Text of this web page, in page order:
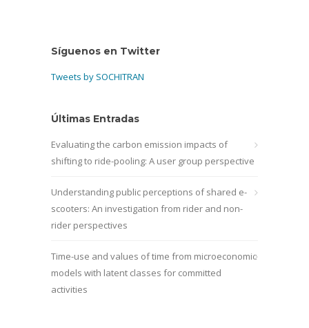
Síguenos en Twitter
Tweets by SOCHITRAN
Últimas Entradas
Evaluating the carbon emission impacts of
shifting to ride-pooling: A user group perspective
Understanding public perceptions of shared e-
scooters: An investigation from rider and non-
rider perspectives
Time-use and values of time from microeconomic
models with latent classes for committed
activities